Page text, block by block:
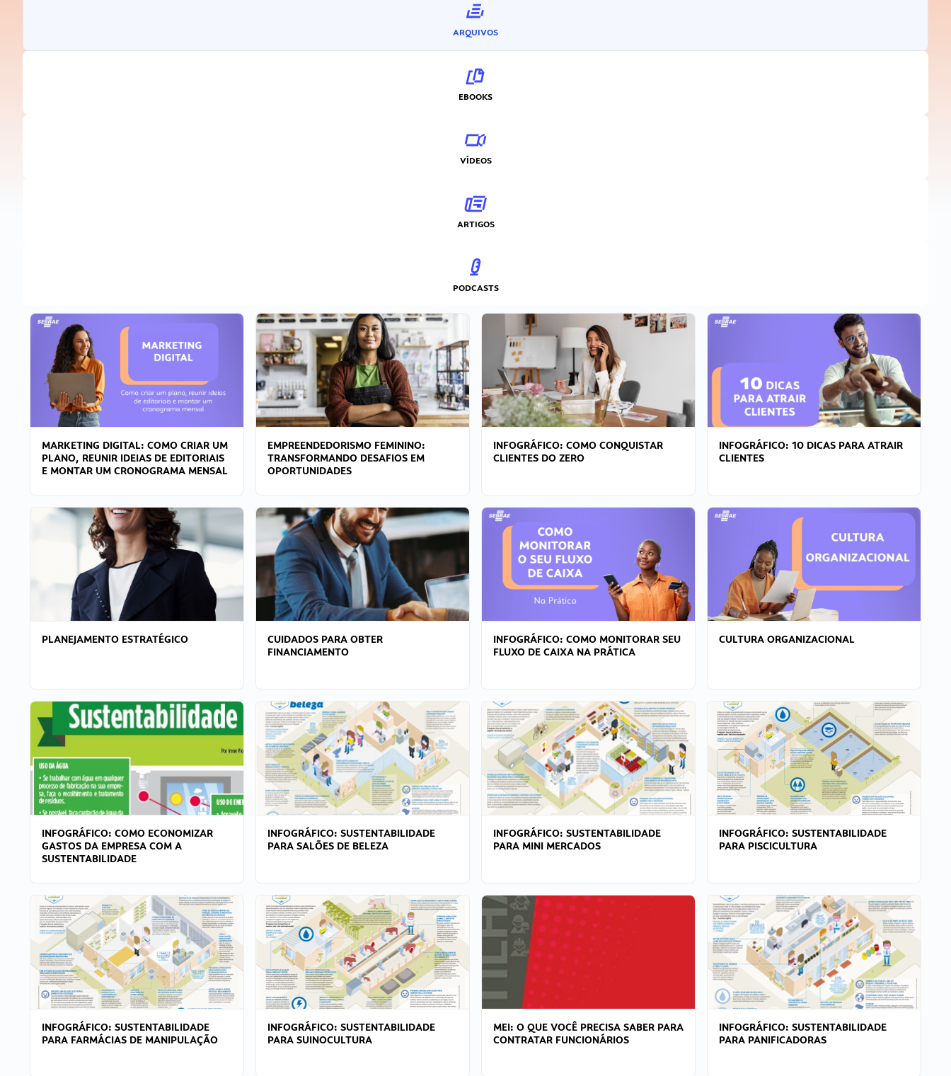
ARQUIVOS
EBOOKS
VÍDEOS
ARTIGOS
PODCASTS
MARKETING DIGITAL: COMO CRIAR UM
PLANO, REUNIR IDEIAS DE EDITORIAIS
E MONTAR UM CRONOGRAMA MENSAL
EMPREENDEDORISMO FEMININO:
TRANSFORMANDO DESAFIOS EM
OPORTUNIDADES
INFOGRÁFICO: COMO CONQUISTAR
CLIENTES DO ZERO
INFOGRÁFICO: 10 DICAS PARA ATRAIR
CLIENTES
PLANEJAMENTO ESTRATÉGICO
CUIDADOS PARA OBTER
FINANCIAMENTO
INFOGRÁFICO: COMO MONITORAR SEU
FLUXO DE CAIXA NA PRÁTICA
CULTURA ORGANIZACIONAL
INFOGRÁFICO: COMO ECONOMIZAR
GASTOS DA EMPRESA COM A
SUSTENTABILIDADE
INFOGRÁFICO: SUSTENTABILIDADE
PARA SALÕES DE BELEZA
INFOGRÁFICO: SUSTENTABILIDADE
PARA MINI MERCADOS
INFOGRÁFICO: SUSTENTABILIDADE
PARA PISCICULTURA
INFOGRÁFICO: SUSTENTABILIDADE
PARA FARMÁCIAS DE MANIPULAÇÃO
INFOGRÁFICO: SUSTENTABILIDADE
PARA SUINOCULTURA
MEI: O QUE VOCÊ PRECISA SABER PARA
CONTRATAR FUNCIONÁRIOS
INFOGRÁFICO: SUSTENTABILIDADE
PARA PANIFICADORAS